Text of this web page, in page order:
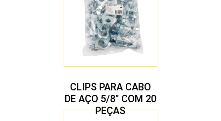
CLIPS PARA CABO
DE AÇO 5/8″ COM 20
PEÇAS